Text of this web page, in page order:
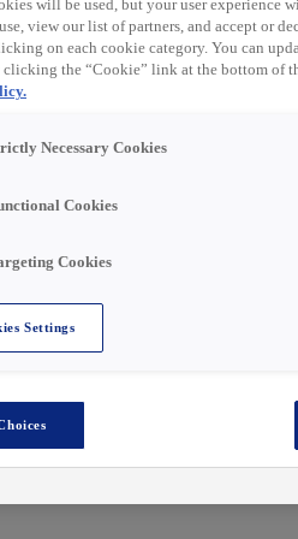
postes
de energietransitie te
slimme en
met volop
én een passie
te brengen in één
Opleidingen.
will be used, but your user experience
view our list of partners, and accept or
on each cookie category. You can
the “Cookie” link at the bottom of
Necessary Cookies
Cookies
Cookies
Settings